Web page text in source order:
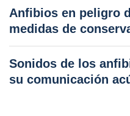
Anfibios en peligro
medidas de
Sonidos de los
su comunicación